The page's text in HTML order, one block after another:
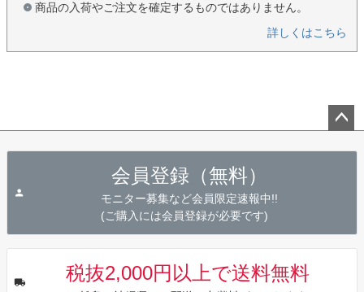
商品の入荷やご注文を確定するものではありません。
詳しくはこちら
会員登録（無料）
モニター募集など会員限定速報中!!
(ご購入には会員登録が必要です)
税抜2,000円以上で送料無料